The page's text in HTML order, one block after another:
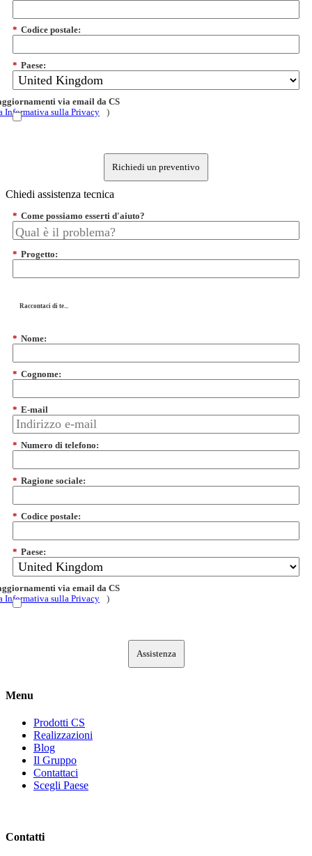
* Codice postale:
* Paese:
via email da CS
Informativa sulla Privacy
)
Richiedi un preventivo
Chiedi assistenza tecnica
* Come possiamo esserti d'aiuto?
* Progetto:
Raccontaci di te...
* Nome:
* Cognome:
* E-mail
* Numero di telefono:
* Ragione sociale:
* Codice postale:
* Paese:
via email da CS
Informativa sulla Privacy
)
Assistenza
Menu
Prodotti CS
Realizzazioni
Blog
Il Gruppo
Contattaci
Scegli Paese
Contatti